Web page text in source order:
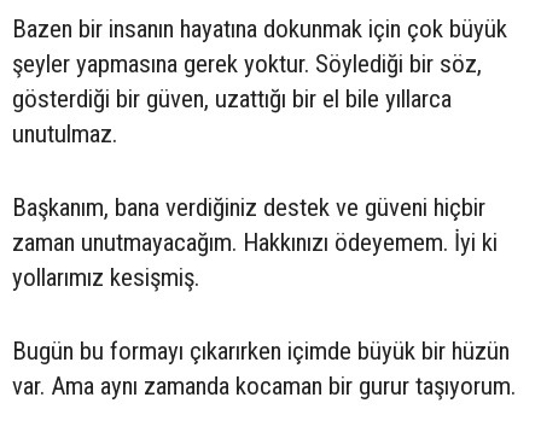
Bazen bir insanın hayatına dokunmak için çok büyük
şeyler yapmasına gerek yoktur. Söylediği bir söz,
gösterdiği bir güven, uzattığı bir el bile yıllarca
unutulmaz.
Başkanım, bana verdiğiniz destek ve güveni hiçbir
zaman unutmayacağım. Hakkınızı ödeyemem. İyi ki
yollarımız kesişmiş.
Bugün bu formayı çıkarırken içimde büyük bir hüzün
var. Ama aynı zamanda kocaman bir gurur taşıyorum.